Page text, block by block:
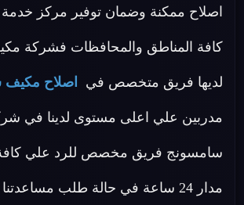
اصلاح ممكنة وضمان توفير مركز
كافة المناطق والمحافظات فشركة
لديها فريق متخصص في اصلاح
مدربين علي اعلى مستوى لدينا في
سامسونج فريق مخصص للرد علي
مدار 24 ساعة في حالة طلب